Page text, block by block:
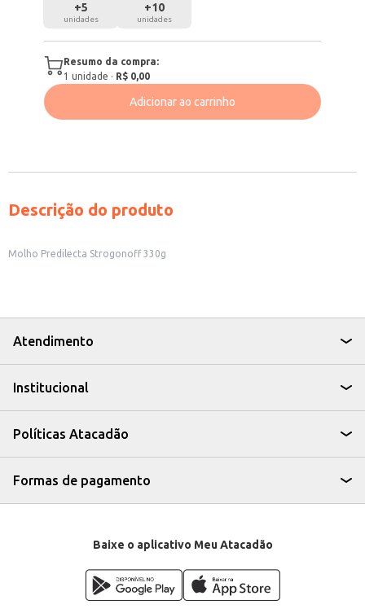
+5
unidades
+10
unidades
Resumo da compra:
1 unidade · R$ 0,00
Adicionar ao carrinho
Descrição do produto
Molho Predilecta Strogonoff 330g
Atendimento
Institucional
Políticas Atacadão
Formas de pagamento
Baixe o aplicativo Meu Atacadão